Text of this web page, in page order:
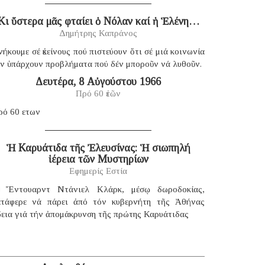
ὕστερα μᾶς φταίει ὁ Νόλαν καί ἡ Ἑλένη…
Δημήτρης Καπράνος
σέ ἐκείνους πού πιστεύουν ὅτι σέ μιά κοινωνία
ὑπάρχουν προβλήματα πού δέν μποροῦν νά λυθοῦν.
Δευτέρα, 8 Αὐγούστου 1966
Πρό 60 ἐτῶν
60 ετων
Ἡ Καρυάτιδα τῆς Ἐλευσίνας: Ἡ σιωπηλή
ἱέρεια τῶν Μυστηρίων
Εφημερίς Εστία
Ντάνιελ Κλάρκ, μέσῳ δωροδοκίας,
νά πάρει ἀπό τόν κυβερνήτη τῆς Ἀθήνας
γιά τήν ἀπομάκρυνση τῆς πρώτης Καρυάτιδας